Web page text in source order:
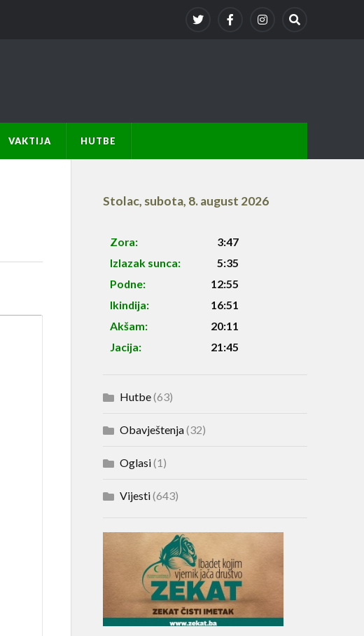
VAKTIJA HUTBE
Stolac, subota, 8. august 2026
Zora:
3:47
Izlazak sunca:
5:35
Podne:
12:55
Ikindija:
16:51
Akšam:
20:11
Jacija:
21:45
Hutbe(63)
Obavještenja(32)
Oglasi(1)
Vijesti(643)